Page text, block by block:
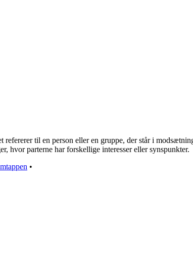
til en person eller en gruppe, der står i
hvor parterne har forskellige interesser eller synspunkter.
•